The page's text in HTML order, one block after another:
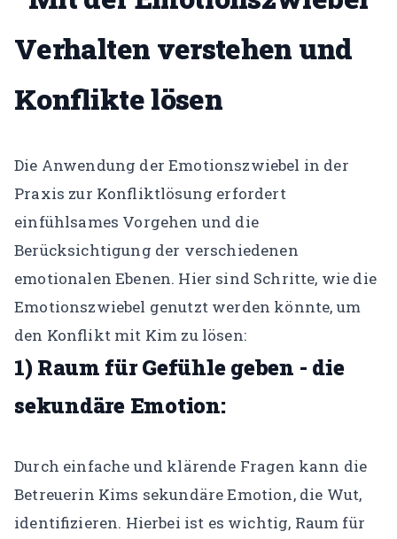
Die Anwendung der Emotionszwiebel in der
Praxis zur Konfliktlösung erfordert
einfühlsames Vorgehen und die
Berücksichtigung der verschiedenen
emotionalen Ebenen. Hier sind Schritte, wie die
Emotionszwiebel genutzt werden könnte, um
den Konflikt mit Kim zu lösen:
1) Raum für Gefühle geben - die
sekundäre Emotion:
Durch einfache und klärende Fragen kann die
Betreuerin Kims sekundäre Emotion, die Wut,
identifizieren. Hierbei ist es wichtig, Raum für